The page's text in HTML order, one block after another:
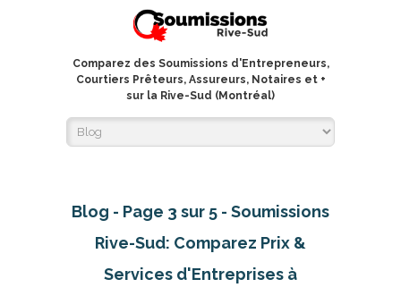
Comparez des Soumissions d'Entrepreneurs,
Courtiers Prêteurs, Assureurs, Notaires et +
sur la Rive-Sud (Montréal)
Blog - Page 3 sur 5 - Soumissions
Rive-Sud: Comparez Prix &
Services d'Entreprises à